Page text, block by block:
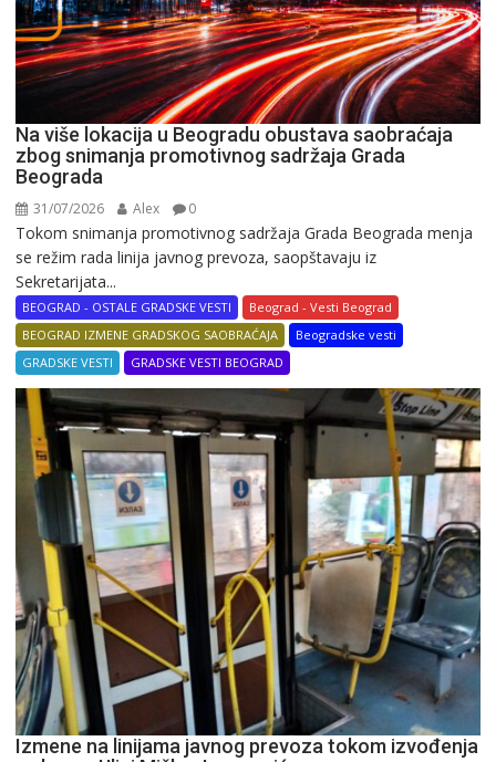
Na više lokacija u Beogradu obustava saobraćaja
zbog snimanja promotivnog sadržaja Grada
Beograda
31/07/2026 Alex 0
Tokom snimanja promotivnog sadržaja Grada Beograda menja
se režim rada linija javnog prevoza, saopštavaju iz
Sekretarijata...
BEOGRAD - OSTALE GRADSKE VESTI
Beograd - Vesti Beograd
BEOGRAD IZMENE GRADSKOG SAOBRAĆAJA
Beogradske vesti
GRADSKE VESTI
GRADSKE VESTI BEOGRAD
Izmene na linijama javnog prevoza tokom izvođenja